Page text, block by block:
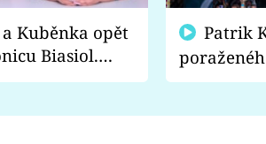
Kuběnka opět
Biasiol.
falešná a
fanoušci